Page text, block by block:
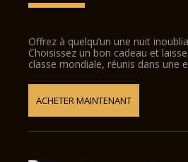
Offrez à quelqu’un une nuit
Choisissez un bon cadeau et
classe mondiale, réunis dans une
ACHETER MAINTENANT